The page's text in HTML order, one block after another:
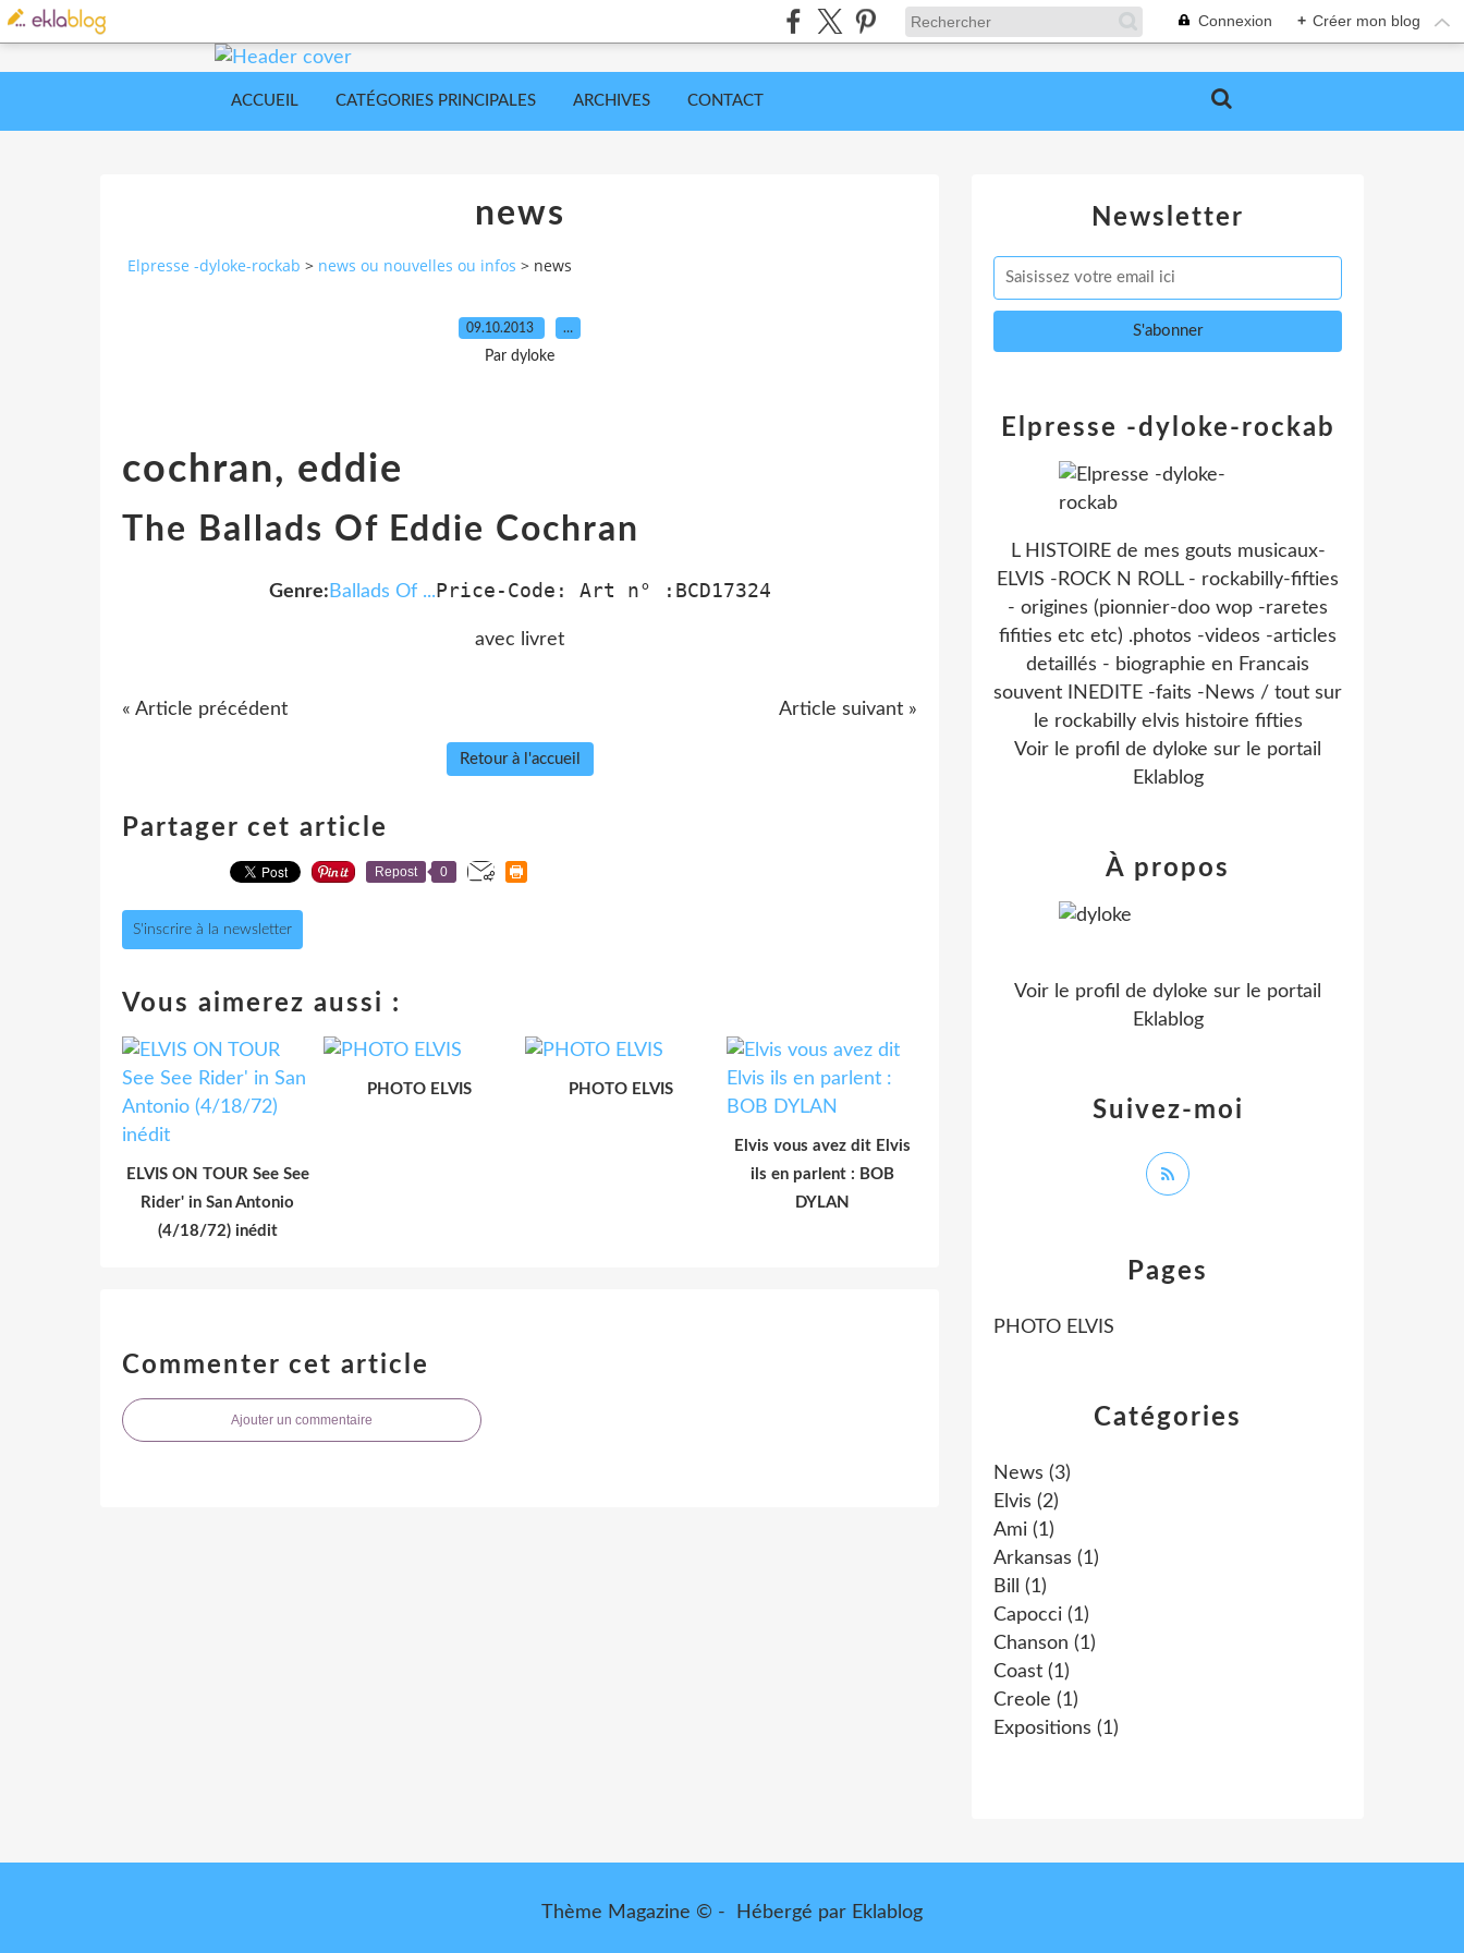
Connexion + Créer mon blog
ACCUEIL CATÉGORIES PRINCIPALES ARCHIVES CONTACT
news
Elpresse -dyloke-rockab > news ou nouvelles ou infos > news
09.10.2013 …
Par dyloke
cochran, eddie
The Ballads Of Eddie Cochran
Genre: Ballads Of ...Price-Code: Art n° : BCD17324
avec livret
« Article précédent Article suivant »
Retour à l'accueil
Partager cet article
Repost 0
S'inscrire à la newsletter
Vous aimerez aussi :
ELVIS ON TOUR See See
Rider' in San Antonio
(4/18/72) inédit
PHOTO ELVIS PHOTO ELVIS
Elvis vous avez dit Elvis
ils en parlent : BOB
DYLAN
Commenter cet article
Ajouter un commentaire
Newsletter
Catégories
News (3)
Elvis (2)
Ami (1)
Arkansas (1)
Bill
(1)
Capocci (1)
Chanson (1)
Coast (1)
Creole (1)
Expositions (1)
Pages
PHOTO ELVIS
Elpresse -dyloke-rockab
L HISTOIRE de mes gouts musicaux-
ELVIS -ROCK N ROLL - rockabilly-fifties
- origines (pionnier-doo wop -raretes
fifities etc etc) .photos -videos -articles
detaillés - biographie en Francais
souvent INEDITE -faits -News / tout sur
le rockabilly elvis histoire fifties
Voir le profil de dyloke sur le portail
Eklablog
Suivez-moi
À propos
Voir le profil de dyloke sur le portail
Eklablog
Thème Magazine © - Hébergé par Eklablog